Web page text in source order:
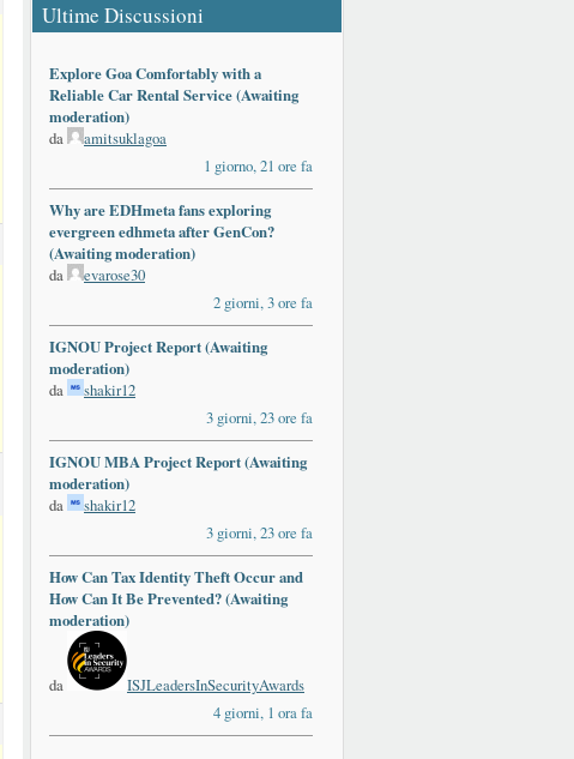
Ultime Discussioni
Explore Goa Comfortably with a
Reliable Car Rental Service (Awaiting
moderation)
da
amitsuklagoa
1 giorno, 21 ore fa
Why are EDHmeta fans exploring
evergreen edhmeta after GenCon?
(Awaiting moderation)
da
evarose30
2 giorni, 3 ore fa
IGNOU Project Report (Awaiting
moderation)
da
shakir12
3 giorni, 23 ore fa
IGNOU MBA Project Report (Awaiting
moderation)
da
shakir12
3 giorni, 23 ore fa
How Can Tax Identity Theft Occur and
How Can It Be Prevented? (Awaiting
moderation)
da
ISJLeadersInSecurityAwards
4 giorni, 1 ora fa